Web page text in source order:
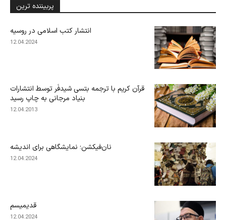
پربیننده ترین
انتشار کتب اسلامی در روسیه
12.04.2024
قرآن کریم با ترجمه بتسی شیدفَر توسط انتشارات
بنیاد مرجانی به چاپ رسید
12.04.2013
نان‌فیکشن؛ نمایشگاهی برای اندیشه
12.04.2024
قدیمیسم
12.04.2024